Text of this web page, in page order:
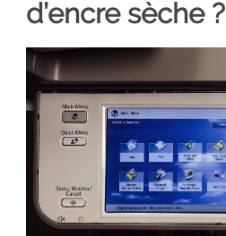
d’encre sèche ?